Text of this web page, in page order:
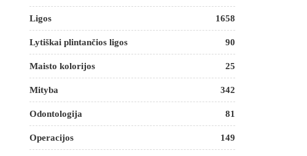
Ligos 1658
Lytiškai plintančios ligos 90
Maisto kolorijos 25
Mityba 342
Odontologija 81
Operacijos 149